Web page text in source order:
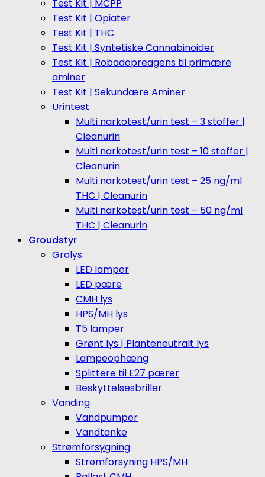
Test Kit | MCPP
Test Kit | Opiater
Test Kit | THC
Test Kit | Syntetiske Cannabinoider
Test Kit | Robadopreagens til primære
aminer
Test Kit | Sekundære Aminer
Urintest
Multi narkotest/urin test – 3 stoffer |
Cleanurin
Multi narkotest/urin test – 10 stoffer |
Cleanurin
Multi narkotest/urin test – 25 ng/ml
THC | Cleanurin
Multi narkotest/urin test – 50 ng/ml
THC | Cleanurin
Groudstyr
Grolys
LED lamper
LED pære
CMH lys
HPS/MH lys
T5 lamper
Grønt lys | Planteneutralt lys
Lampeophæng
Splittere til E27 pærer
Beskyttelsesbriller
Vanding
Vandpumper
Vandtanke
Strømforsygning
Strømforsyning HPS/MH